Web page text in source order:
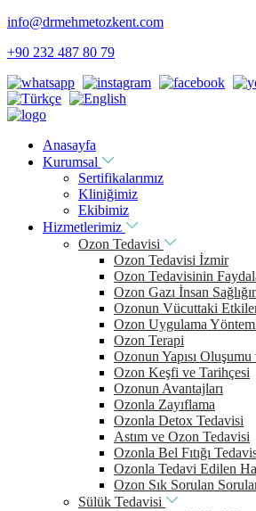
info@drmehmetozkent.com
+90 232 487 80 79
Anasayfa
Kurumsal
Sertifikalarımız
Kliniğimiz
Ekibimiz
Hizmetlerimiz
Ozon Tedavisi
Ozon Tedavisi İzmir
Ozon Tedavisinin
Ozon Gazı İnsan
Ozonun Vücuttaki
Ozon Uygulama
Ozon Terapi
Ozonun Yapısı
Ozon Keşfi ve Tarihçesi
Ozonun Avantajları
Ozonla Zayıflama
Ozonla Detox Tedavisi
Astım ve Ozon Tedavisi
Ozonla Bel Fıtığı
Ozonla Tedavi Edilen
Ozon Sık Sorulan
Sülük Tedavisi